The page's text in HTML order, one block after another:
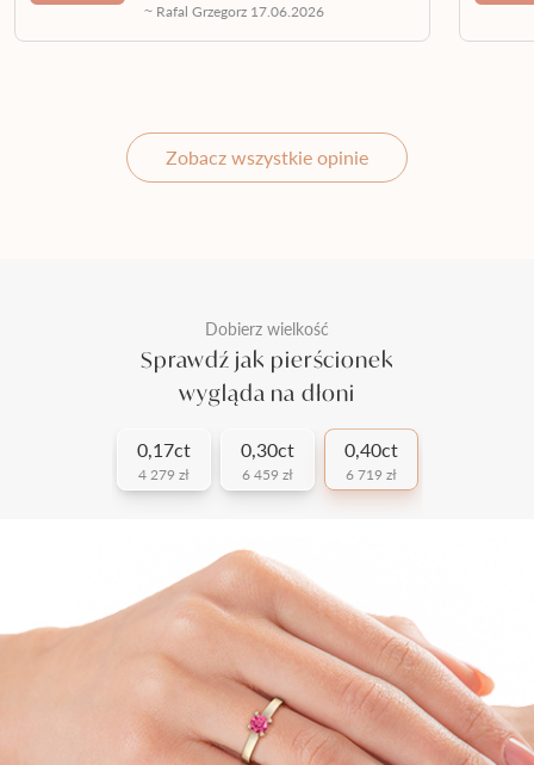
~ Rafal Grzegorz 17.06.2026
Zobacz wszystkie opinie
Dobierz wielkość
Sprawdź jak pierścionek
wygląda na dłoni
0,17ct
4 279 zł
0,30ct
6 459 zł
0,40ct
6 719 zł